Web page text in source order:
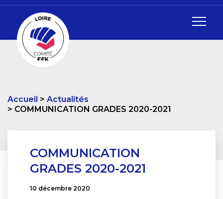
Accueil
Actualités
COMMUNICATION GRADES 2020-2021
COMMUNICATION
GRADES 2020-2021
10 décembre 2020